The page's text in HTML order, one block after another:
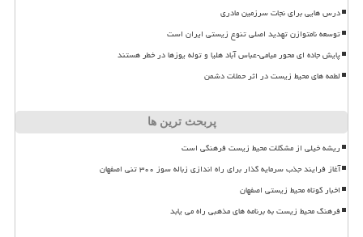
درس هایی برای نجات سرزمین مادری
توسعه نامتوازن تهدید اصلی تنوع زیستی ایران است
پایش جاده ای محور میامی-عباس آباد هلیا و توله یوزها در خطر هستند
لطمه های محیط زیست در اثر حملات دشمن
پربحث ترین ها
ریشه خیلی از مشکلات محیط زیست فرهنگی است
آغاز فرایند جذب سرمایه گذار برای راه اندازی زباله سوز ۳۰۰ تنی اصفهان
اخبار کوتاه محیط زیستی اصفهان
فرهنگ محیط زیست به برنامه های مذهبی راه می یابد